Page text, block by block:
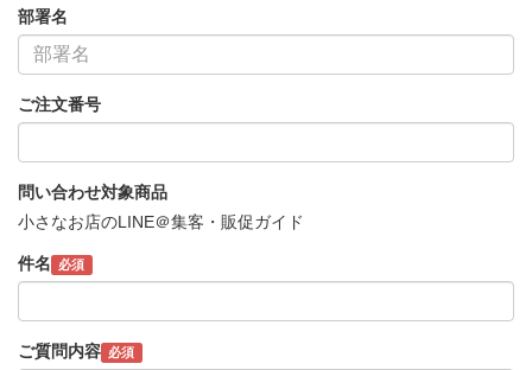
部署名
ご注文番号
問い合わせ対象商品
小さなお店のLINE＠集客・販促ガイド
件名 必須
ご質問内容 必須